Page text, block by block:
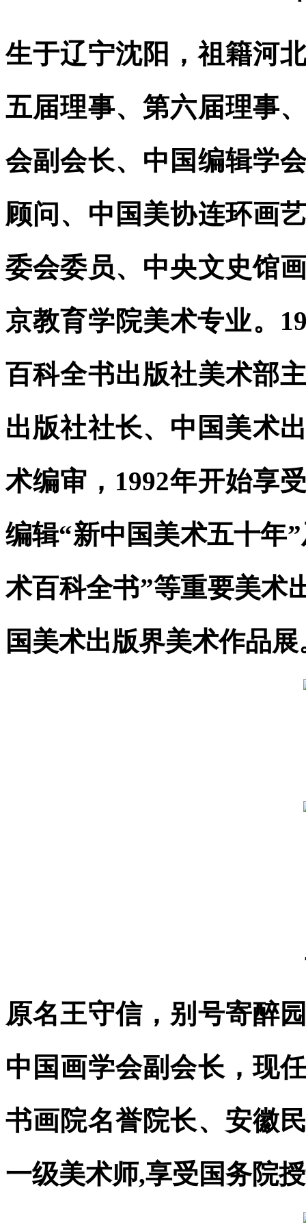
生于辽宁沈阳，祖籍河
五届理事、第六届理事
会副会长、中国编辑学
顾问、中国美协连环画
委会委员、中央文史馆
京教育学院美术专业。
百科全书出版社美术部
出版社社长、中国美术
术编审，1992年开始享
编辑“新中国美术五十年
术百科全书”等重要美术
国美术出版界美术作品展
原名王守信，别号寄醉
中国画学会副会长，现
书画院名誉院长、安徽
一级美术师,享受国务院